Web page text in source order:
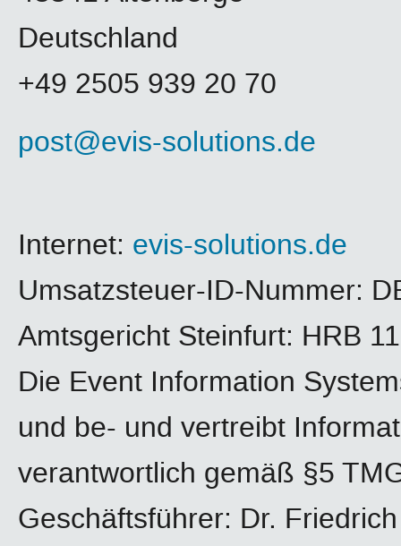
Deutschland
+49 2505 939 20 70
post@evis-solutions.de
Internet: evis-solutions.de
Umsatzsteuer-ID-Nummer:
Amtsgericht Steinfurt: HRB
Die Event Information
und be- und vertreibt
verantwortlich gemäß §5
Geschäftsführer: Dr.